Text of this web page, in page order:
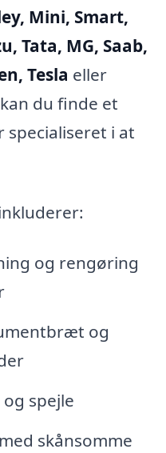
Mini, Smart,
Tata, MG, Saab,
Tesla eller
du finde et
specialiseret i at
og rengøring
og
spejle
skånsomme